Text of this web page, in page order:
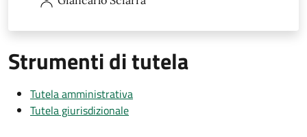
Strumenti di tutela
Tutela amministrativa
Tutela giurisdizionale